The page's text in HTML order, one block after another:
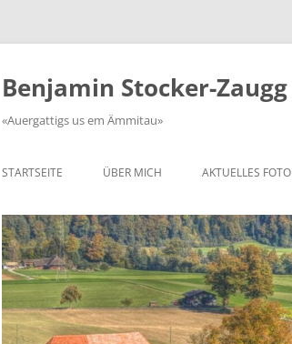
Zum
springen
Benjamin Stocker-Zaugg
«Auergattigs us em Ämmitau»
STARTSEITE ÜBER MICH AKTUELLES FOTO